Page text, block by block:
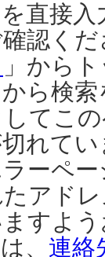
直接
認く
」から
ら検
てこ
れて
ーペ
アド
すよ
、 連絡